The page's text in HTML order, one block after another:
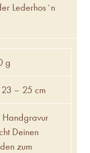
Lederhos´n
g
– 25 cm
Handgravur
Deinen
zum